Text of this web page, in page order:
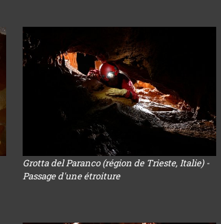
Grotta del Paranco (région de Trieste, Italie) -
Passage d'une étroiture